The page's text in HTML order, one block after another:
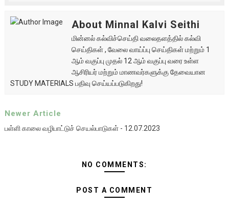
About Minnal Kalvi Seithi
மின்னல் கல்விச்செய்தி வலைதளத்தில் கல்வி
செய்திகள் , வேலை வாய்ப்பு செய்திகள் மற்றும் 1
ஆம் வகுப்பு முதல் 12 ஆம் வகுப்பு வரை உள்ள
ஆசிரியர் மற்றும் மாணவர்களுக்கு தேவையான
STUDY MATERIALS பதிவு செய்யப்படுகிறது!
Newer Article
பள்ளி காலை வழிபாட்டுச் செயல்பாடுகள் - 12.07.2023
NO COMMENTS:
POST A COMMENT